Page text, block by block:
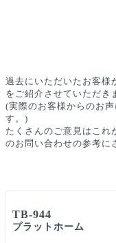
過去にいただいたお客様
をご紹介させていただき
(実際のお客様からのお
す。)
たくさんのご意見はこれ
のお問い合わせの参考に
TB-944
プラットホーム